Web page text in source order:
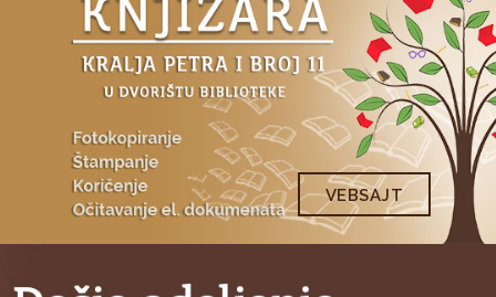
VEBSAJT